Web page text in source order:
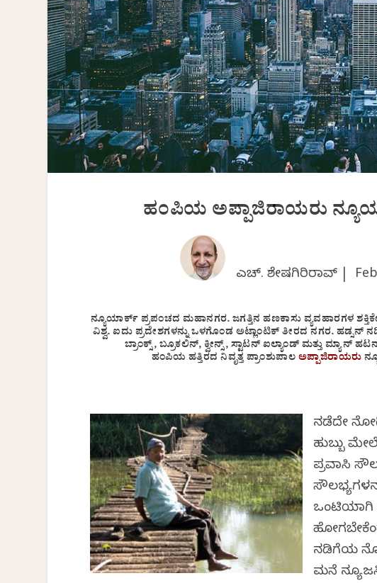
ಹಂಪಿಯ ಅಪ್ಪಾಜಿರಾಯರು
ಎಚ್. ಶೇಷಗಿರಿರಾವ್ |
ನ್ಯೂಯಾರ್ಕ್ ಪ್ರಪಂಚದ ಮಹಾನಗರ. ಜಗತ್ತಿನ ಹಣಕಾಸು ವ್ಯವಹಾರಗಳ
ವಿಶ್ವ. ಐದು ಪ್ರದೇಶಗಳನ್ನು ಒಳಗೊಂಡ ಅಟ್ಲಾಂಟಿಕ್ ತೀರದ ನಗರ. ಹಡ್ಸನ್
ಬ್ರಾಂಕ್ಸ್, ಬ್ರೂಕಲಿನ್, ಕ್ವೀನ್ಸ್, ಸ್ಟಾಟನ್ ಐಲ್ಯಾಂಡ್ ಮತ್ತು
ಹಂಪಿಯ ಹತ್ತಿರದ ನಿವೃತ್ತ ಪ್ರಾಂಶುಪಾಲಅಪ್ಪಾಜಿರಾಯರು
ನಡೆದೇ
ಹುಬ್ಬು
ಪ್ರವಾಸಿ
ಒಂಟಿಯಾಗಿ
ನಡಿಗೆಯ
ಮನೆ